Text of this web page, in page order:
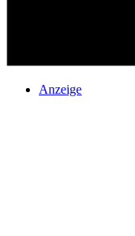
Anzeige